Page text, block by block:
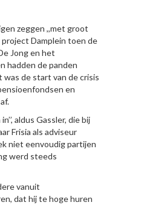
zeggen ,,met groot
project Damplein toen de
Jong en het
hadden de panden
de start van de crisis
en
aldus Gassler, die bij
Frisia als adviseur
niet eenvoudig partijen
werd steeds
vanuit
dat hij te hoge huren